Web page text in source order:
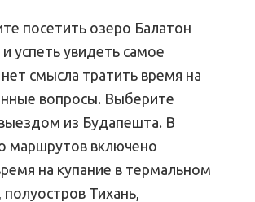
посетить озеро Балатон
успеть увидеть самое
смысла тратить время на
вопросы. Выберите
из Будапешта. В
маршрутов включено
на купание в термальном
полуостров Тихань,